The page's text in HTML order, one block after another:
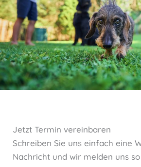
Jetzt Termin vereinbaren
Schreiben Sie uns einfach eine
Nachricht und wir melden uns